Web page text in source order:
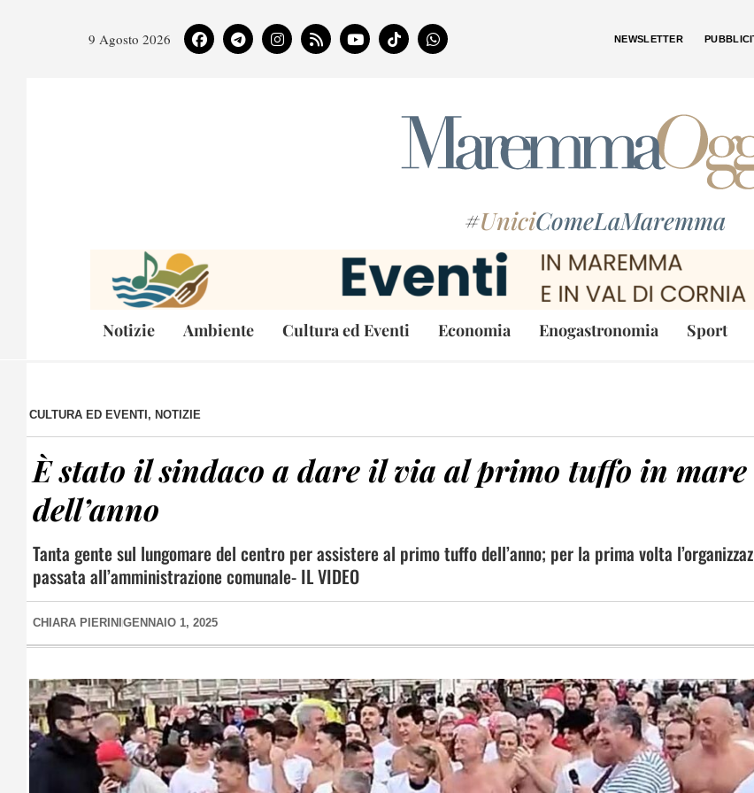
9 Agosto 2026 NEWSLETTER
#UniciComeLaMaremma
Notizie Ambiente Cultura ed Eventi Economia Enogastronomia Sport
CULTURA ED EVENTI , NOTIZIE
È stato il sindaco a dare il via al primo tuffo in mare
dell’anno
Tanta gente sul lungomare del centro per assistere al primo tuffo dell’anno; per la prima volta
passata all’amministrazione comunale- IL VIDEO
CHIARA PIERINI GENNAIO 1, 2025